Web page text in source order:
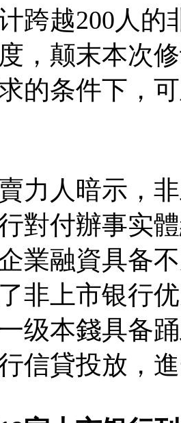
跨越200人的
，颠末本次
的条件下，
賣力人暗示，
對付辦事实
業融資具备
非上市银行
级本錢具备
信貸投放，